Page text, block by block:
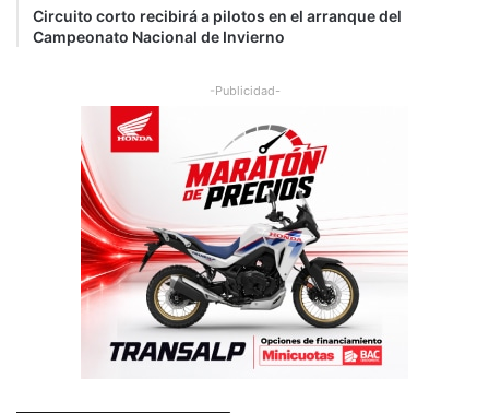
Circuito corto recibirá a pilotos en el arranque del
Campeonato Nacional de Invierno
-Publicidad-